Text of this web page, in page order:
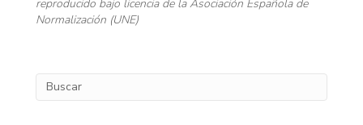
reproducido bajo licencia de la Asociación Española de
Normalización (UNE)